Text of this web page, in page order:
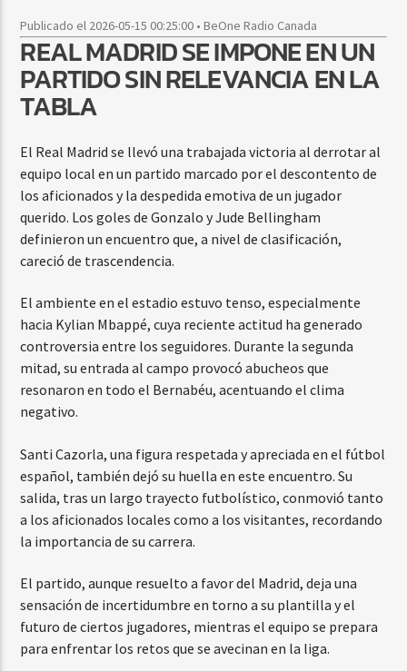
Beone Radio
Publicado el 2026-05-15 00:25:00 • BeOne Radio Canada
REAL MADRID SE IMPONE EN UN
PARTIDO SIN RELEVANCIA EN LA
TABLA
El Real Madrid se llevó una trabajada victoria al derrotar al
equipo local en un partido marcado por el descontento de
los aficionados y la despedida emotiva de un jugador
querido. Los goles de Gonzalo y Jude Bellingham
definieron un encuentro que, a nivel de clasificación,
careció de trascendencia.
El ambiente en el estadio estuvo tenso, especialmente
hacia Kylian Mbappé, cuya reciente actitud ha generado
controversia entre los seguidores. Durante la segunda
mitad, su entrada al campo provocó abucheos que
resonaron en todo el Bernabéu, acentuando el clima
negativo.
Santi Cazorla, una figura respetada y apreciada en el fútbol
español, también dejó su huella en este encuentro. Su
salida, tras un largo trayecto futbolístico, conmovió tanto
a los aficionados locales como a los visitantes, recordando
la importancia de su carrera.
El partido, aunque resuelto a favor del Madrid, deja una
sensación de incertidumbre en torno a su plantilla y el
futuro de ciertos jugadores, mientras el equipo se prepara
para enfrentar los retos que se avecinan en la liga.